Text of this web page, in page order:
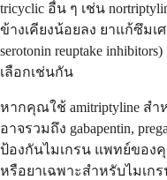
tricyclic อื่น ๆ เช่น
ข้างเคียงน้อยลง ยาแก้ซึมเ
serotonin reuptake
เลือกเช่นกัน
หากคุณใช้ amitriptyline สำ
อาจรวมถึง gabapentin,
ป้องกันไมเกรน แพทย์ของคุ
หรือยาเฉพาะสำหรับไมเก